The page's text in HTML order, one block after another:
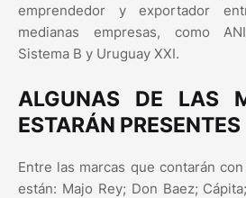
emprendedor y exportador
medianas empresas, como
Sistema B y Uruguay XXI.
ALGUNAS DE LAS
ESTARÁN PRESENTES
Entre las marcas que contarán
están: Majo Rey; Don Baez;